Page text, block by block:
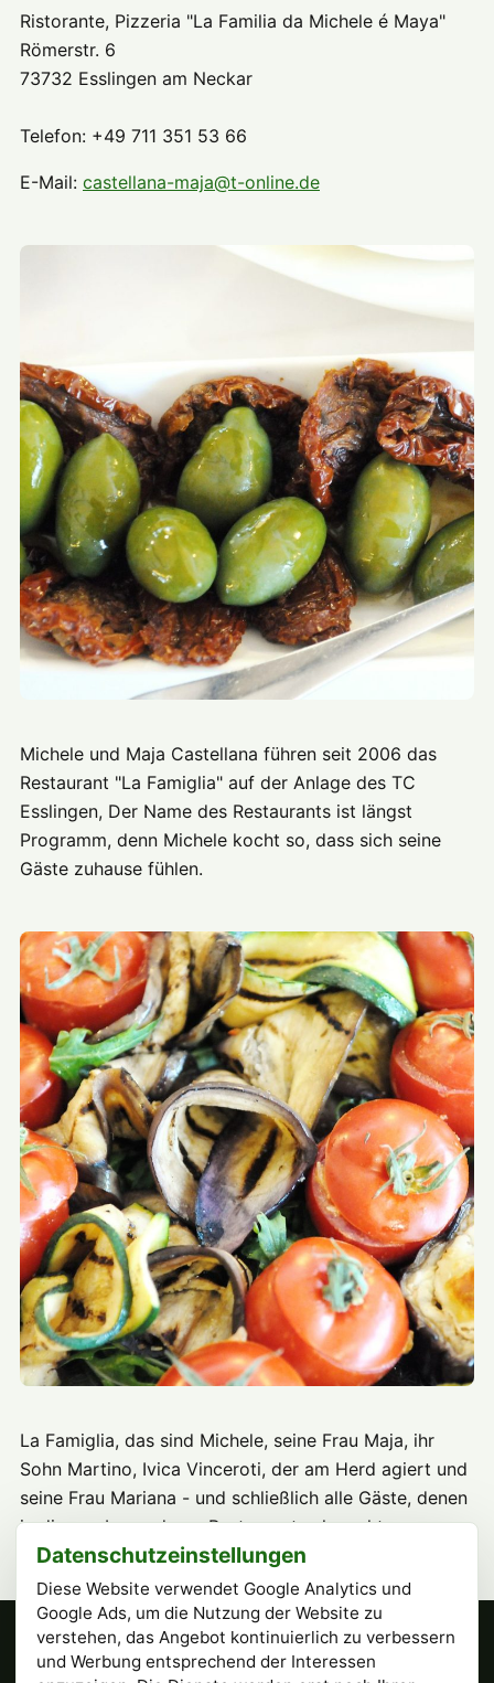
Ristorante, Pizzeria "La Familia da Michele é Maya"
Römerstr. 6
73732 Esslingen am Neckar
Telefon: +49 711 351 53 66
E-Mail: castellana-maja@t-online.de
Michele und Maja Castellana führen seit 2006 das
Restaurant "La Famiglia" auf der Anlage des TC
Esslingen, Der Name des Restaurants ist längst
Programm, denn Michele kocht so, dass sich seine
Gäste zuhause fühlen.
La Famiglia, das sind Michele, seine Frau Maja, ihr
Sohn Martino, Ivica Vinceroti, der am Herd agiert und
seine Frau Mariana - und schließlich alle Gäste, denen
in diesem besonderen Restaurant schmeckt.
Datenschutzeinstellungen
Diese Website verwendet Google Analytics und
Google Ads, um die Nutzung der Website zu
verstehen, das Angebot kontinuierlich zu verbessern
und Werbung entsprechend der Interessen
Tennisclub Esslingen e.V.